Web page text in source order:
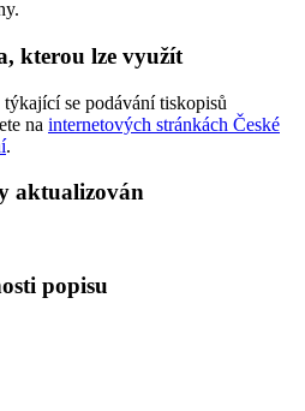
kterou lze využít
se podávání tiskopisů
na internetových stránkách České
.
aktualizován
popisu